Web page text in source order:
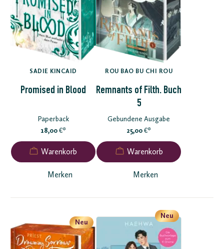
SADIE KINCAID
Promised in Blood
Paperback
18,00 €*
Merken
ROU BAO BU CHI ROU
Remnants of Filth. Buch
5
Gebundene Ausgabe
25,00€*
Merken
Neu
Neu